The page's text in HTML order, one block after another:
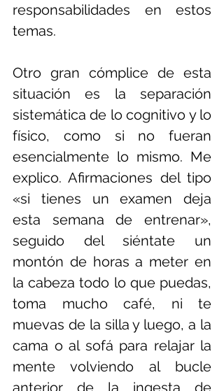
responsabilidades en estos
temas.
Otro gran cómplice de esta
situación es la separación
sistemática de lo cognitivo y lo
físico, como si no fueran
esencialmente lo mismo. Me
explico. Afirmaciones del tipo
«si tienes un examen deja
esta semana de entrenar»,
seguido del siéntate un
montón de horas a meter en
la cabeza todo lo que puedas,
toma mucho café, ni te
muevas de la silla y luego, a la
cama o al sofá para relajar la
mente volviendo al bucle
anterior de la ingesta de